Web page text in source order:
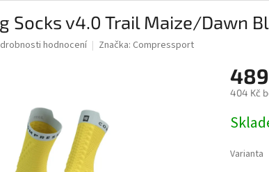
Socks v4.0 Trail Maize/Dawn
hodnocení Značka: Compressport
404 Kč
cena:
Varianta